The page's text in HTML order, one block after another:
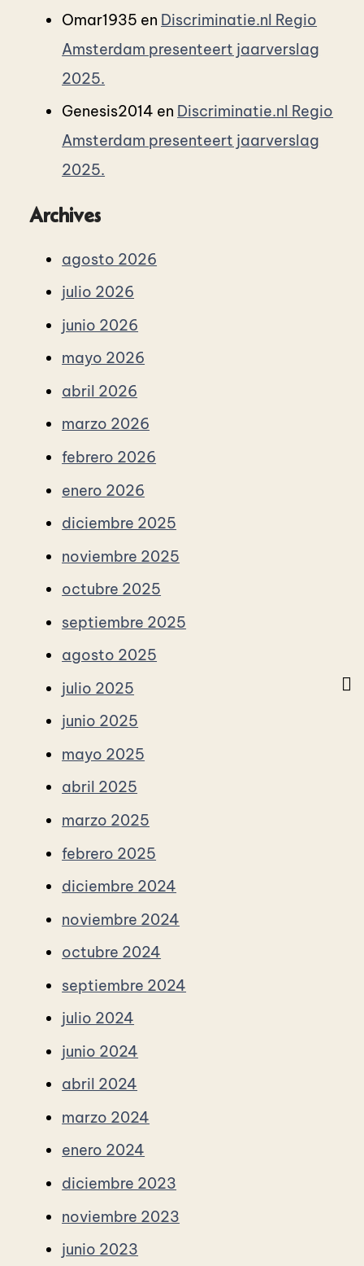
Omar1935 en Discriminatie.nl Regio
Amsterdam presenteert jaarverslag
2025.
Genesis2014 en Discriminatie.nl Regio
Amsterdam presenteert jaarverslag
2025.
Archives
agosto 2026
julio 2026
junio 2026
mayo 2026
abril 2026
marzo 2026
febrero 2026
enero 2026
diciembre 2025
noviembre 2025
octubre 2025
septiembre 2025
agosto 2025
julio 2025
junio 2025
mayo 2025
abril 2025
marzo 2025
febrero 2025
diciembre 2024
noviembre 2024
octubre 2024
septiembre 2024
julio 2024
junio 2024
abril 2024
marzo 2024
enero 2024
diciembre 2023
noviembre 2023
junio 2023